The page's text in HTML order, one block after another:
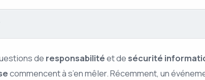
de responsabilitéet de sécurité
commencent à s’en mêler. Récemment, un